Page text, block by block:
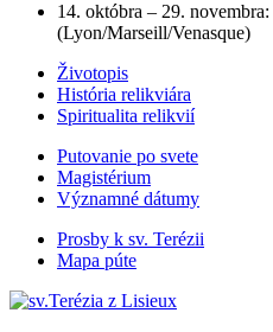
14. októbra – 29. novembra:
(Lyon/Marseill/Venasque)
Životopis
História relikviára
Spiritualita relikvií
Putovanie po svete
Magistérium
Významné dátumy
Prosby k sv. Terézii
Mapa púte